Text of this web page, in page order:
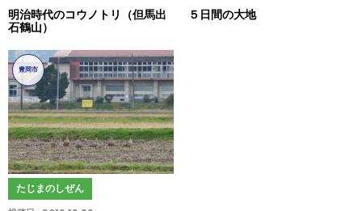
明治時代のコウノトリ（但馬出
石鶴山）
５日間の大地
豊岡市
たじまのしぜん